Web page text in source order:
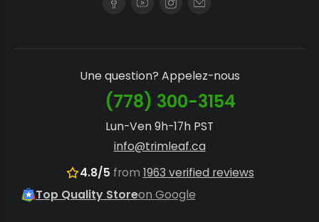
Une question? Appelez-nous
(778) 300-3154
Lun-Ven 9h-17h PST
info@trimleaf.ca
4.8/5 from 1963 verified reviews
Top Quality Storeon Google